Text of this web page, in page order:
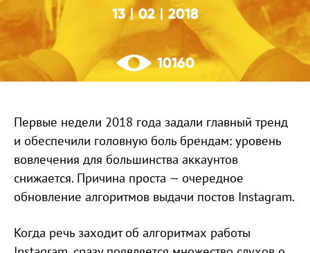
13|02 2018
10160
Первые недели 2018 года задали главный тренд
и обеспечили головную боль брендам: уровень
вовлечения для большинства аккаунтов
снижается. Причина проста — очередное
обновление алгоритмов выдачи постов Instagram.
Когда речь заходит об алгоритмах работы